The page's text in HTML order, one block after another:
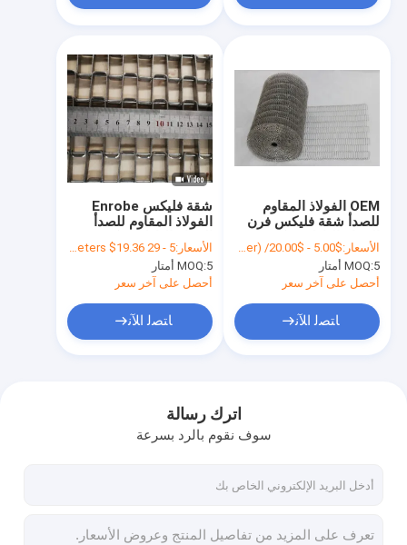
المنتجات
حول بنا
جولة في المعمل
أخبار
جميع القضايا
شبكة الأسلاك الحلزونية
شقة فليكس Enrobe
الفولاذ المقاوم للصدأ
الحزام الناقل شبكة
سلكية للمخابز
الأسعار:5 - 29 Meters $24.21， >=30 Meters $19.36
MOQ:5 أمتار
أحصل على آخر سعر
ﺎﺘﺼﻟ ﺍﻶﻧ
OEM الفولاذ المقاوم
للصدأ شقة فليكس فرن
الحزام الناقل شبكة
معدنية
الأسعار:$5.00 - $20.00/ Meter|1 Meter/Meters(Min. Order)
MOQ:5 أمتار
أحصل على آخر سعر
ﺎﺘﺼﻟ ﺍﻶﻧ
اترك رسالة
سوف نقوم بالرد بسرعة